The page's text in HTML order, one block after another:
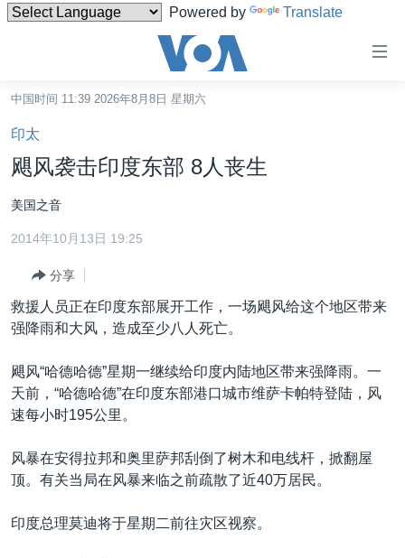
Powered by Translate
碍
链
接
跳
转
内
转
到
航
跳
转
检
索
台湾
港澳
国际
最新国际新闻
中东
欧洲
美洲
分类新闻
人权·法律·宗教
科教·文娱·体健
劳工
热点专题
白宫要闻
美中关系
VOA视频
中文广播
关注我们
中国时间 11:39 2026年8月8日 星期六
印太
飓风袭击印度东部 8人丧生
美国之音
2014年10月13日 19:25
分享
救援人员正在印度东部展开工作，一场飓风给这个地区带来
强降雨和大风，造成至少八人死亡。
飓风“哈德哈德”星期一继续给印度内陆地区带来强降雨。一
天前，“哈德哈德”在印度东部港口城市维萨卡帕特登陆，风
速每小时195公里。
风暴在安得拉邦和奥里萨邦刮倒了树木和电线杆，掀翻屋
顶。有关当局在风暴来临之前疏散了近40万居民。
印度总理莫迪将于星期二前往灾区视察。